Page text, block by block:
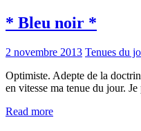
* Bleu noir *
2 novembre 2013 Tenues du
Optimiste. Adepte de la
en vitesse ma tenue du jour.
Read more